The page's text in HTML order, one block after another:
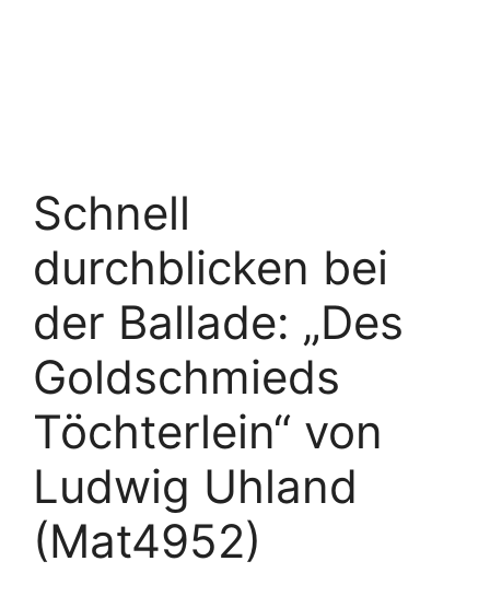
Schnell
durchblicken bei
der Ballade: „Des
Goldschmieds
Töchterlein“ von
Ludwig Uhland
(Mat4952)